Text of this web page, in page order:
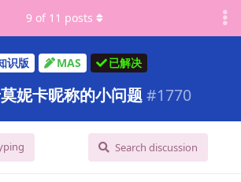
识版 MAS 已解决
妮卡昵称的小问题#1770
Search discussion
9 of 11 posts